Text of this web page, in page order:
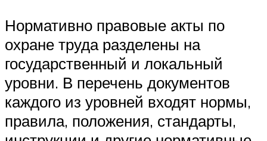
Нормативно правовые акты по
охране труда разделены на
государственный и локальный
уровни. В перечень документов
каждого из уровней входят нормы,
правила, положения, стандарты,